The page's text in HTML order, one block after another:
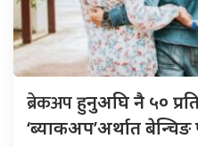
ब्रेकअपहुनुअघि नै ५०
‘ब्याकअप’अर्थात